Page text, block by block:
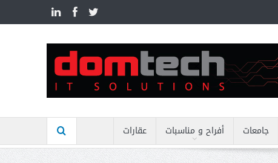
جامعات أفراح و مناسبات
عقارات